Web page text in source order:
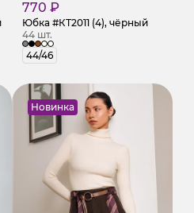
770 ₽
Юбка #КТ2011 (4), чёрный
44 шт.
44/46
Новинка